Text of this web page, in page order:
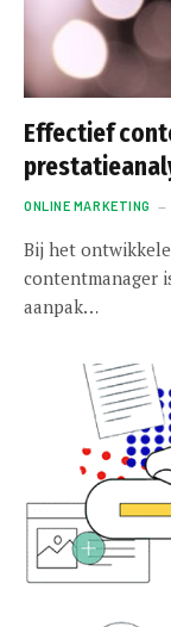
Effectief
ONLINE MARKETING
Bij het
contentmanager
aanpak…